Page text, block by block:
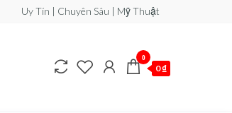
Uy Tín | Chuyên Sâu | Mỹ Thuật
0
0 ₫